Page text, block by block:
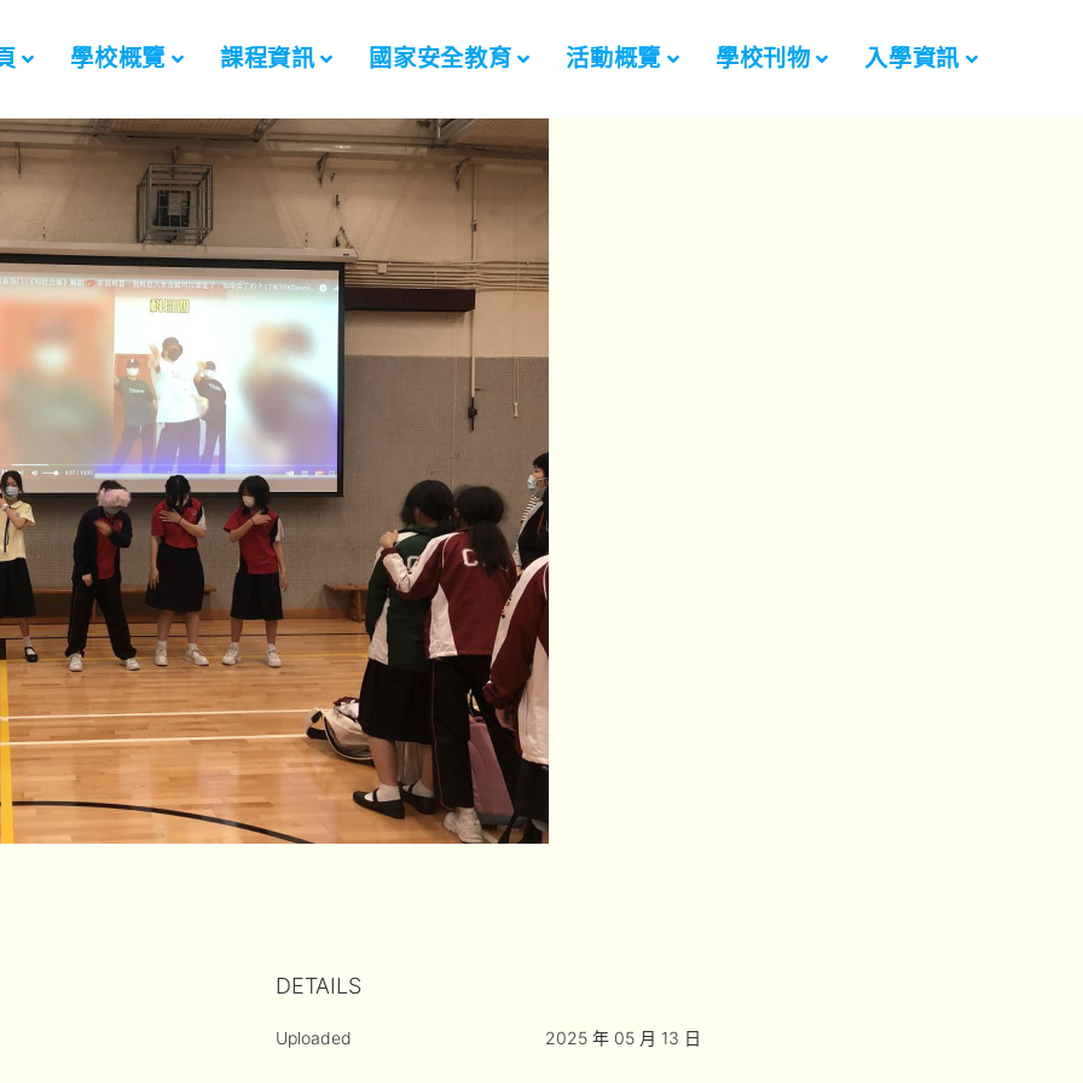
學校概覽 課程資訊 國家安全教育 活動概覽 學校刊物 入學資訊
DETAILS
Uploaded 2025 年 05 月 13 日